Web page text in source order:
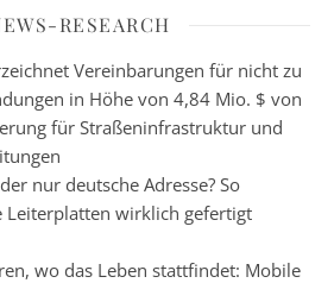
RESEARCH
Vereinbarungen für nicht zu
in Höhe von 4,84 Mio. $ von
für Straßeninfrastruktur und
nur deutsche Adresse? So
Leiterplatten wirklich gefertigt
wo das Leben stattfindet: Mobile